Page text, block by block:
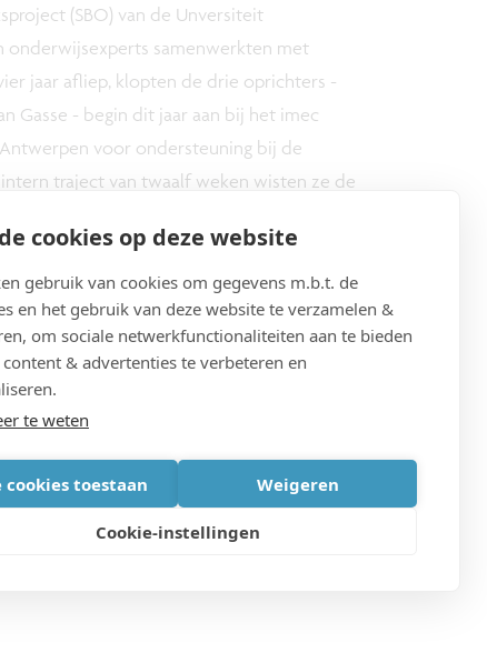
cookies op deze website
gebruik van cookies om gegevens m.b.t. de
en het gebruik van deze website te verzamelen &
om sociale netwerkfunctionaliteiten aan te bieden
content & advertenties te verbeteren en
te weten
cookies toestaan Weigeren
Cookie-instellingen
(SBO) van de Unversiteit
onderwijsexperts samenwerkten met
jaar afliep, klopten de drie oprichters -
Gasse - begin dit jaar aan bij het imec
voor ondersteuning bij de
traject van twaalf weken wisten ze de
en het Industrieel Onderzoeksfonds
ze de laatste
op punt.
en Nederlandse onderwijsmarkt en kan
technische ontwikkeling bouwt het op
Indische softwarebouwer. Ambitie is
maar in alle sectoren waar
wil D-PAC ook aankloppen bij imec.istart